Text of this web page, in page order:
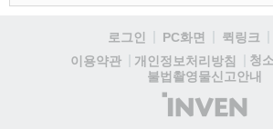
로그인 PC화면 퀵링크
이용약관
개인정보처리방침
청
불법촬영물신고안내
(주)
인